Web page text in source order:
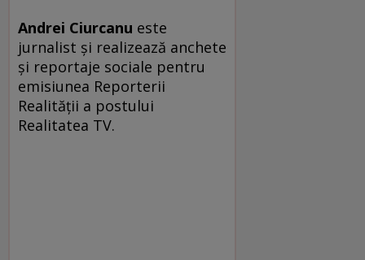
Andrei Ciurcanu este
jurnalist şi realizează anchete
şi reportaje sociale pentru
emisiunea Reporterii
Realităţii a postului
Realitatea TV.